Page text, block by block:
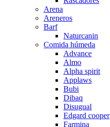
Arena
Areneros
Barf
Naturcanin
Comida húmeda
Advance
Almo
Alpha spirit
Applaws
Bubi
Dibaq
Disugual
Edgard cooper
Farmina